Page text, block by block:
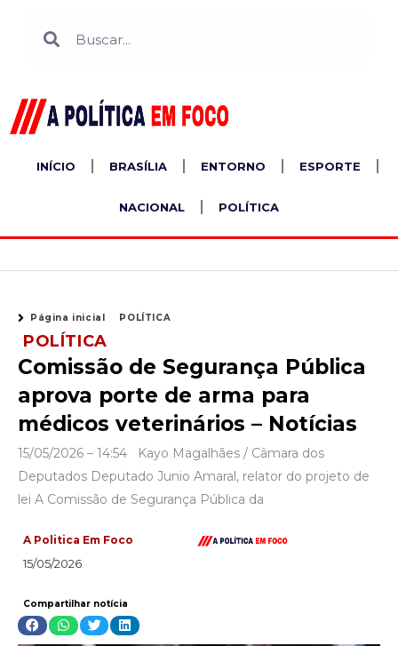
INÍCIO BRASÍLIA ENTORNO ESPORTE
NACIONAL POLÍTICA
Página inicial POLÍTICA
POLÍTICA
Comissão de Segurança Pública
aprova porte de arma para
médicos veterinários – Notícias
15/05/2026 – 14:54 Kayo Magalhães / Câmara dos
Deputados Deputado Junio Amaral, relator do projeto de
lei A Comissão de Segurança Pública da
A Politica Em Foco
15/05/2026
Compartilhar notícia